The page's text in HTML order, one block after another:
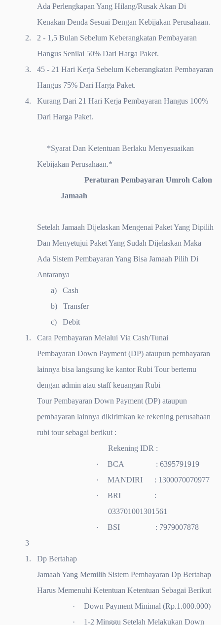
Ada Perlengkapan Yang Hilang/Rusak Akan Di
Kenakan Denda Sesuai Dengan Kebijakan Perusahaan.
2.
2 - 1,5 Bulan Sebelum Keberangkatan Pembayaran
Hangus Senilai 50% Dari Harga Paket.
3.
45 - 21 Hari Kerja Sebelum Keberangkatan Pembayaran
Hangus 75% Dari Harga Paket.
4.
Kurang Dari 21 Hari Kerja Pembayaran Hangus 100%
Dari Harga Paket.
*Syarat Dan Ketentuan Berlaku Menyesuaikan
Kebijakan Perusahaan.*
Peraturan Pembayaran Umroh Calon
Jamaah
Setelah Jamaah Dijelaskan Mengenai Paket Yang Dipilih
Dan Menyetujui Paket Yang Sudah Dijelaskan Maka
Ada Sistem Pembayaran Yang Bisa Jamaah Pilih Di
Antaranya
a)
Cash
b)
Transfer
c)
Debit
1.
Cara Pembayaran Melalui Via Cash/Tunai
Pembayaran Down Payment (DP) ataupun pembayaran
lainnya bisa langsung ke kantor Rubi Tour bertemu
dengan admin atau staff keuangan Rubi
TourPembayaran Down Payment (DP) ataupun
pembayaran lainnya dikirimkan ke rekening perusahaan
rubi tour sebagai berikut :
Rekening IDR :
·
BCA : 6395791919
·
MANDIRI : 1300070070977
·
BRI :
033701001301561
·
BSI : 7979007878
3
1.
Dp Bertahap
Jamaah Yang Memilih Sistem Pembayaran Dp Bertahap
Harus Memenuhi Ketentuan Ketentuan Sebagai Berikut
·
Down Payment Minimal (Rp.1.000.000)
·
1-2 Minggu Setelah Melakukan Down